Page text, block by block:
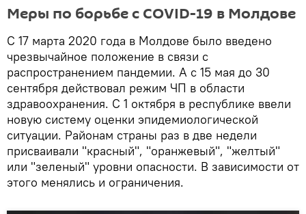
Меры по борьбе с COVID-19 в Молдове
С 17 марта 2020 года в Молдове было введено
чрезвычайное положение в связи с
распространением пандемии. А с 15 мая до 30
сентября действовал режим ЧП в области
здравоохранения. С 1 октября в республике ввели
новую систему оценки эпидемиологической
ситуации. Районам страны раз в две недели
присваивали "красный", "оранжевый", "желтый"
или "зеленый" уровни опасности. В зависимости от
этого менялись и ограничения.